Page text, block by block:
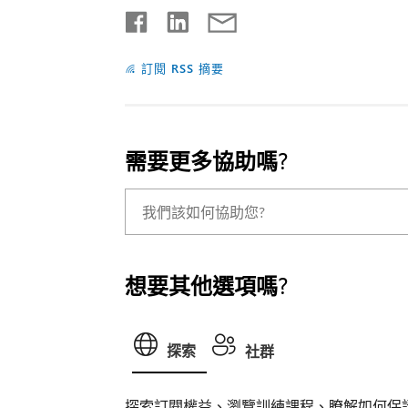
訂閱 RSS 摘要
需要更多協助嗎?
想要其他選項嗎?
探索 社群